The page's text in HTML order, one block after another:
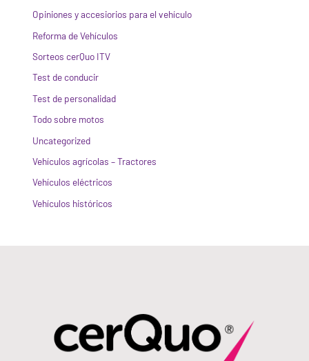
Opiniones y accesiorios para el vehículo
Reforma de Vehículos
Sorteos cerQuo ITV
Test de conducir
Test de personalidad
Todo sobre motos
Uncategorized
Vehículos agrícolas – Tractores
Vehículos eléctricos
Vehículos históricos